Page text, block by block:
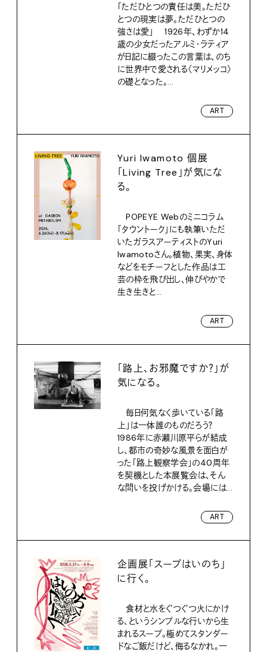
「ただひとつの責任は美。ただひ
とつの現実は夢。ただひとつの
強さは愛」 1926年、わずか14
歳の少女だったアルミ・ラティア
が日記に綴ったこの言葉は、のち
に世界中で愛される〈マリメッコ〉
の礎となった。...
ART
Yuri Iwamoto 個展
「Living Tree」が気にな
る。
POPEYE Webのミニコラム
「タウントーク」にも執筆いただ
いたガラスアーティストのYuri
Iwamotoさん。植物、果実、身体
などをモチーフとした作品は工
芸の枠を飛び出し、伸びやかで
生き生きと...
ART
「路上、お邪魔ですか？」が
気になる。
毎日何気なく歩いている「路
上」は一体誰のものだろう？
1986年に赤瀬川原平らが結成
し、都市の奇妙な風景を面白が
った「路上観察学会」の40周年
を契機とした本展覧会は、そん
な問いを投げかける。会場には...
ART
企画展「スープはいのち」
に行く。
食材と水をぐつぐつ火にかけ
る、というシンプルな行いから生
まれるスープ。極めてスタンダー
ドなご飯だけど、侮るなかれ。一